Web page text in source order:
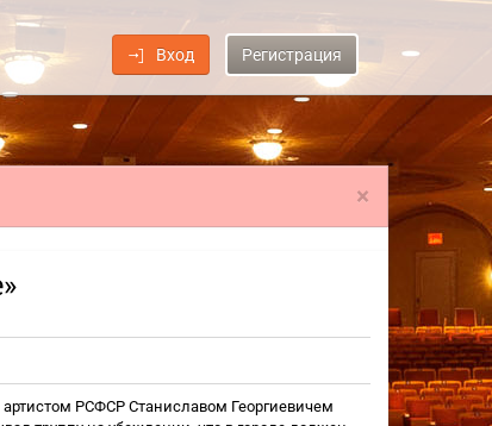
Вход Регистрация
×
РСФСР Станиславом Георгиевичем